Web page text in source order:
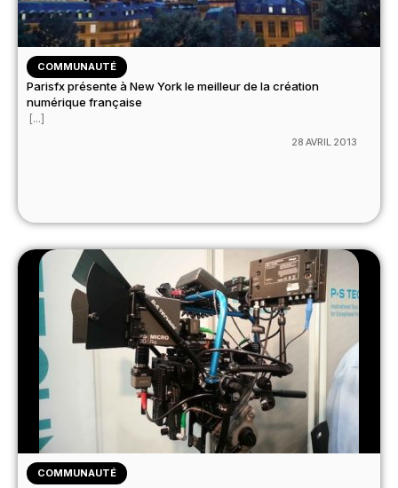
COMMUNAUTÉ
Parisfx présente à New York le meilleur de la création
numérique française
[...]
28 AVRIL 2013
COMMUNAUTÉ